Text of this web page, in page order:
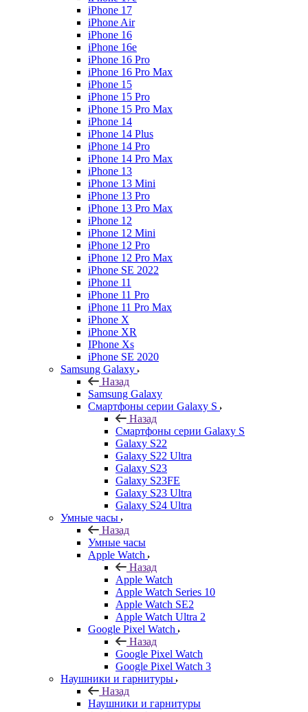
iPhone 17
iPhone Air
iPhone 16
iPhone 16e
iPhone 16 Pro
iPhone 16 Pro Max
iPhone 15
iPhone 15 Pro
iPhone 15 Pro Max
iPhone 14
iPhone 14 Plus
iPhone 14 Pro
iPhone 14 Pro Max
iPhone 13
iPhone 13 Mini
iPhone 13 Pro
iPhone 13 Pro Max
iPhone 12
iPhone 12 Mini
iPhone 12 Pro
iPhone 12 Pro Max
iPhone SE 2022
iPhone 11
iPhone 11 Pro
iPhone 11 Pro Max
iPhone X
iPhone XR
IPhone Xs
iPhone SE 2020
Samsung Galaxy
Назад
Samsung Galaxy
Смартфоны серии Galaxy S
Назад
Смартфоны серии Galaxy S
Galaxy S22
Galaxy S22 Ultra
Galaxy S23
Galaxy S23FE
Galaxy S23 Ultra
Galaxy S24 Ultra
Умные часы
Назад
Умные часы
Apple Watch
Назад
Apple Watch
Apple Watch Series 10
Apple Watch SE2
Apple Watch Ultra 2
Google Pixel Watch
Назад
Google Pixel Watch
Google Pixel Watch 3
Наушники и гарнитуры
Назад
Наушники и гарнитуры